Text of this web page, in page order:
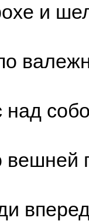
и
вешней